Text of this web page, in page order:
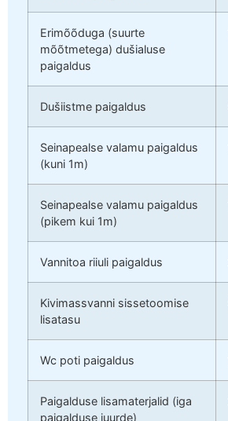
Erimõõduga (suurte
mõõtmetega) dušialuse
paigaldus
Dušiistme paigaldus
Seinapealse valamu paigaldus
(kuni 1m)
Seinapealse valamu paigaldus
(pikem kui 1m)
Vannitoa riiuli paigaldus
Kivimassvanni sissetoomise
lisatasu
Wc poti paigaldus
Paigalduse lisamaterjalid (iga
paigalduse juurde)